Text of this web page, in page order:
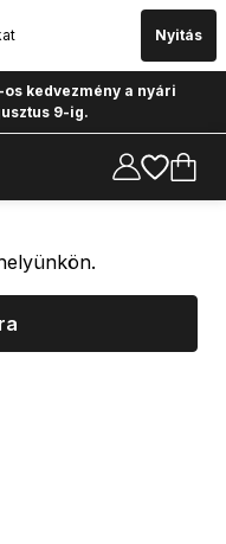
Nyitás
kedvezmény a nyári
9-ig.